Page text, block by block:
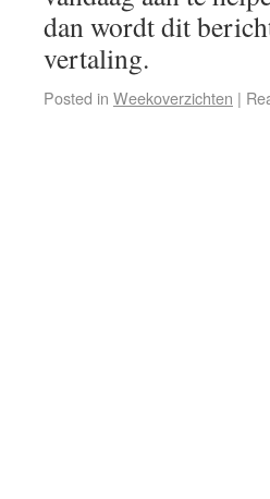
dan wordt dit
vertaling.
Posted in Weekoverzichten |